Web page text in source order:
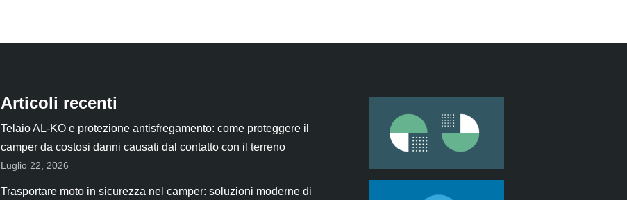
Articoli recenti
Telaio AL-KO e protezione antisfregamento: come proteggere il
camper da costosi danni causati dal contatto con il terreno
Luglio 22, 2026
Trasportare moto in sicurezza nel camper: soluzioni moderne di